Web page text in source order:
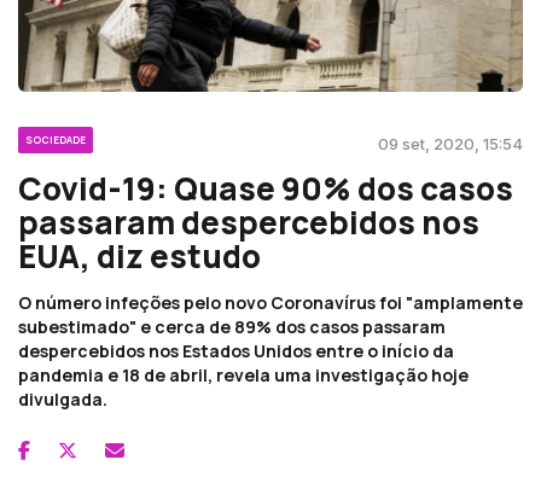
SOCIEDADE 09 set, 2020, 15:54
Covid-19: Quase 90% dos casos
passaram despercebidos nos
EUA, diz estudo
O número infeções pelo novo Coronavírus foi "amplamente
subestimado" e cerca de 89% dos casos passaram
despercebidos nos Estados Unidos entre o início da
pandemia e 18 de abril, revela uma investigação hoje
divulgada.